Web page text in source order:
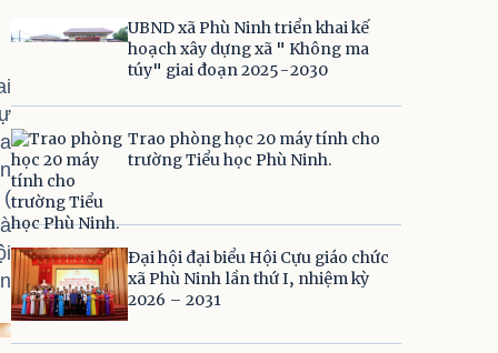
(
UBND xã Phù Ninh triển khai kế
hoạch xây dựng xã " Không ma
túy" giai đoạn 2025-2030
Trao phòng học 20 máy tính cho
trường Tiểu học Phù Ninh.
Đại hội đại biểu Hội Cựu giáo chức
xã Phù Ninh lần thứ I, nhiệm kỳ
2026 – 2031